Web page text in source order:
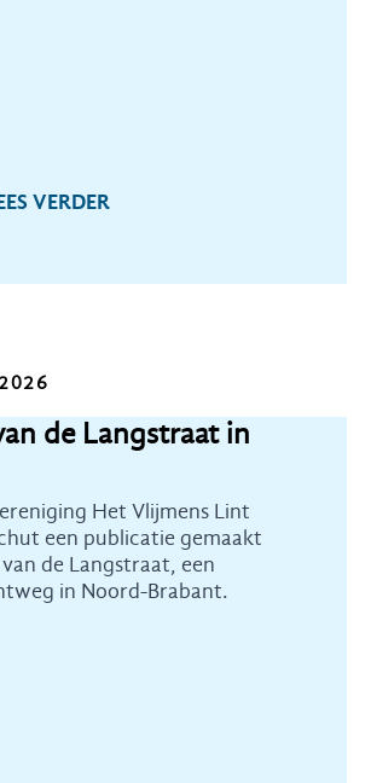
VERDER
de Langstraat in
Het Vlijmens Lint
een publicatie gemaakt
de Langstraat, een
in Noord-Brabant.